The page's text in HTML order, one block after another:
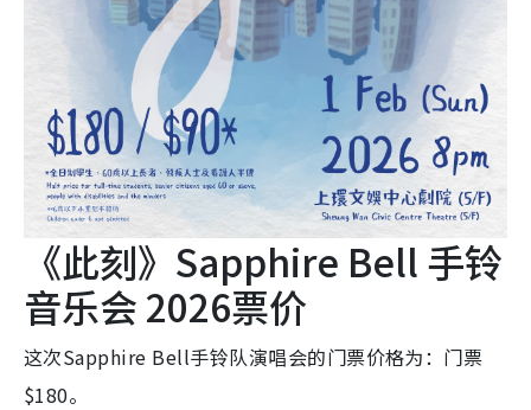
《此刻》Sapphire Bell 手铃
音乐会 2026票价
这次Sapphire Bell手铃队演唱会的门票价格为：门票
$180。